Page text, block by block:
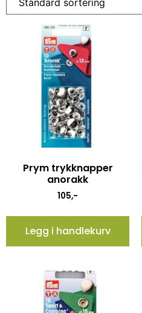
Prym trykknapper
anorakk
105,-
Legg i handlekurv